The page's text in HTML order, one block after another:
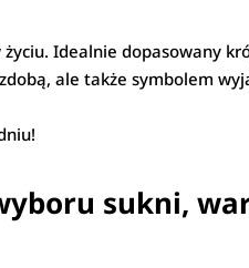
Idealnie dopasowany
ale także symbolem
sukni,